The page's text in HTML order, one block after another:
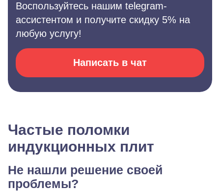
Воспользуйтесь нашим telegram-
ассистентом и получите скидку 5% на
любую услугу!
Написать в чат
Частые поломки
индукционных плит
Не нашли решение своей
проблемы?